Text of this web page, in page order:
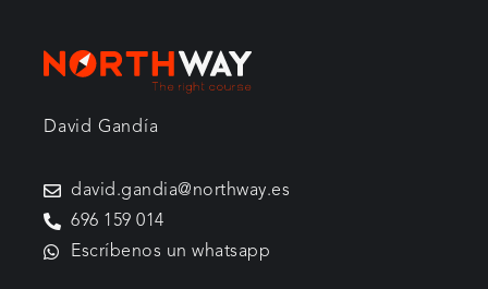
David Gandía
david.gandia@northway.es
696 159 014
Escríbenos un whatsapp